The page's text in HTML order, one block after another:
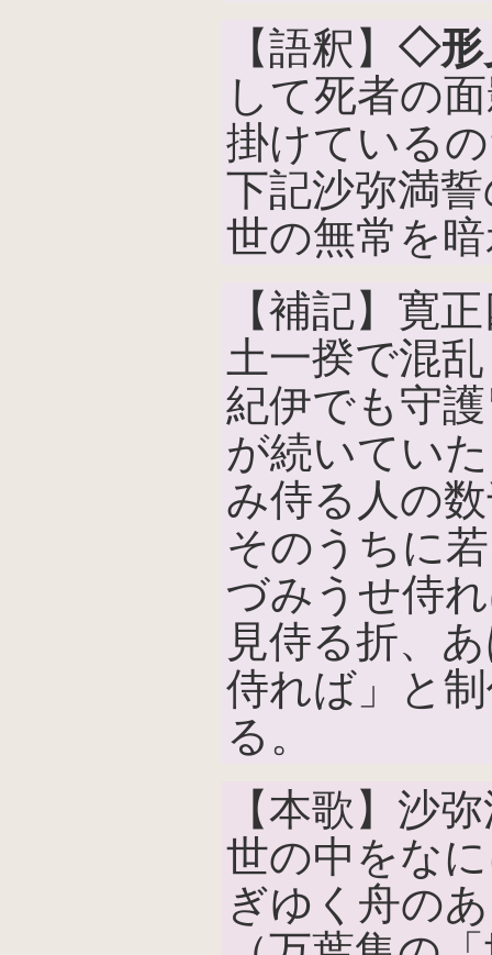
【語釈】 ◇形
して死者の
掛けている
下記沙弥満
世の無常を
【補記】寛
土一揆で混
紀伊でも守
が続いてい
み侍る人の
そのうちに
づみうせ侍
見侍る折、
侍れば」と
る。
【本歌】沙
世の中をな
ぎゆく舟の